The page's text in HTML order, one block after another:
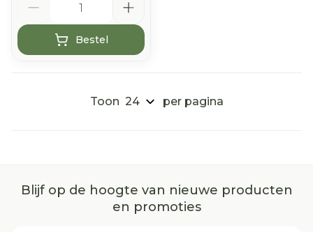
Bestel
Toon per pagina
Blijf op de hoogte van nieuwe producten
en promoties